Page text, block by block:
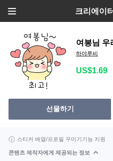
크리에이
여봉님 우
하야루비
US$1.69
선물하기
스티커 배열/프로필 꾸미기기능 지원
콘텐츠 제작자에게 제공되는 정보